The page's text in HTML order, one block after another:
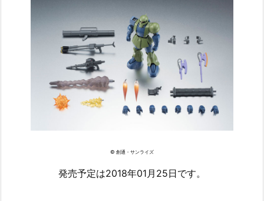
© 創通・サンライズ
発売予定は2018年01月25日です。